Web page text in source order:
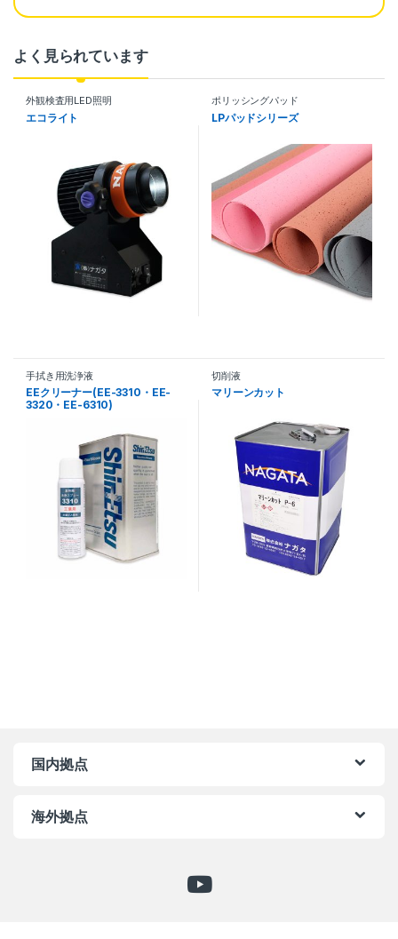
よく見られています
外観検査用LED照明
エコライト
ポリッシングパッド
LPパッドシリーズ
手拭き用洗浄液
EEクリーナー(EE-3310・EE-
3320・EE-6310)
切削液
マリーンカット
国内拠点
海外拠点